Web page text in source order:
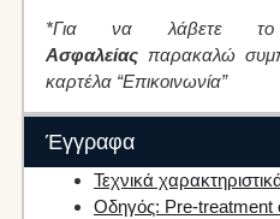
*Για να λάβετε
Ασφαλείαςπαρακαλώ
καρτέλα “Επικοινωνία”
Έγγραφα
Τεχνικά
Οδηγός: Pre-treatment